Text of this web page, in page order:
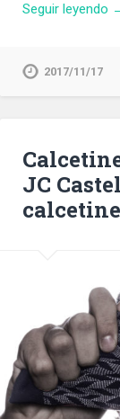
Seguir leyendo
2017/11/17
JC